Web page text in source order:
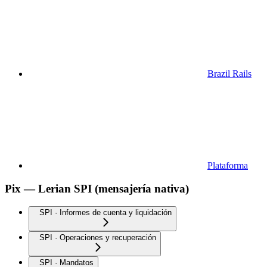
Brazil Rails
Plataforma
Pix — Lerian SPI (mensajería nativa)
SPI · Informes de cuenta y liquidación
SPI · Operaciones y recuperación
SPI · Mandatos